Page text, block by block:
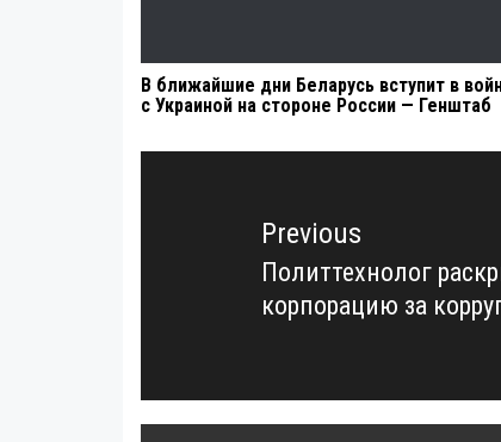
В ближайшие дни Беларусь вступит в
с Украиной на стороне России — Генштаб
Навигация
Previous
Previous
post:
Политтехнолог
корпорацию за